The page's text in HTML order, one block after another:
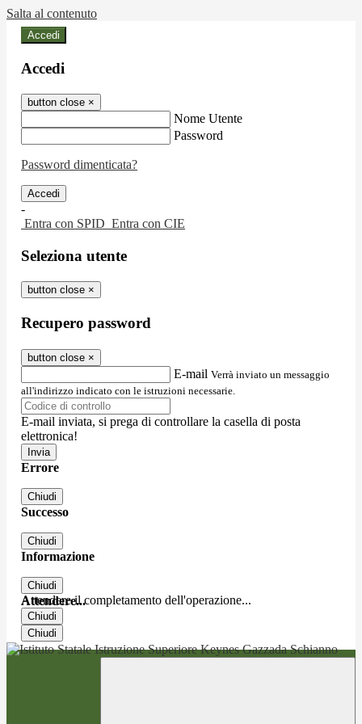
Salta al contenuto
Accedi
Accedi
button close ×
Nome Utente
Password
Password dimenticata?
-
Entra con SPID Entra con CIE
Seleziona utente
button close ×
Recupero password
button close ×
E-mail Verrà inviato un messaggio
all'indirizzo indicato con le istruzioni necessarie.
E-mail inviata, si prega di controllare la casella di posta
elettronica!
Errore
Chiudi
Successo
Chiudi
Informazione
Chiudi
Attendere...
Attendere il completamento dell'operazione...
Chiudi
Chiudi